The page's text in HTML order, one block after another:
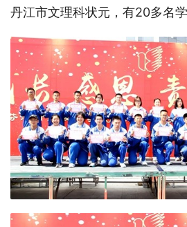
丹江市文理科状元，有20多名